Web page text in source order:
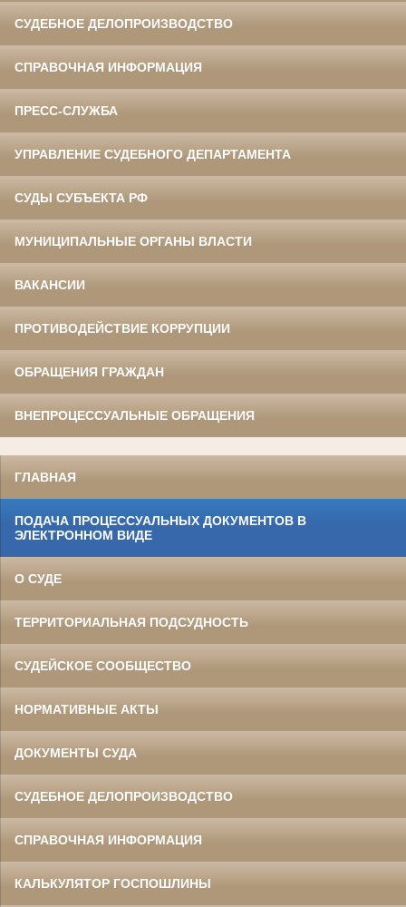
СУДЕБНОЕ ДЕЛОПРОИЗВОДСТВО
СПРАВОЧНАЯ ИНФОРМАЦИЯ
ПРЕСС-СЛУЖБА
УПРАВЛЕНИЕ СУДЕБНОГО ДЕПАРТАМЕНТА
СУДЫ СУБЪЕКТА РФ
МУНИЦИПАЛЬНЫЕ ОРГАНЫ ВЛАСТИ
ВАКАНСИИ
ПРОТИВОДЕЙСТВИЕ КОРРУПЦИИ
ОБРАЩЕНИЯ ГРАЖДАН
ВНЕПРОЦЕССУАЛЬНЫЕ ОБРАЩЕНИЯ
ГЛАВНАЯ
ПОДАЧА ПРОЦЕССУАЛЬНЫХ ДОКУМЕНТОВ В
ЭЛЕКТРОННОМ ВИДЕ
О СУДЕ
ТЕРРИТОРИАЛЬНАЯ ПОДСУДНОСТЬ
СУДЕЙСКОЕ СООБЩЕСТВО
НОРМАТИВНЫЕ АКТЫ
ДОКУМЕНТЫ СУДА
СУДЕБНОЕ ДЕЛОПРОИЗВОДСТВО
СПРАВОЧНАЯ ИНФОРМАЦИЯ
КАЛЬКУЛЯТОР ГОСПОШЛИНЫ